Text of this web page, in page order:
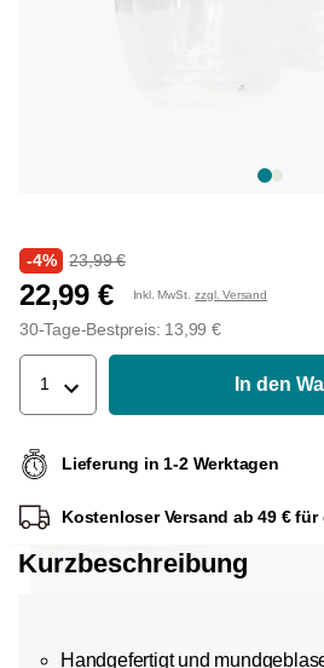
-4% 23,99 €
22,99 € Inkl. MwSt. zzgl. Versand
30-Tage-Bestpreis: 13,99 €
1 In den
Lieferung in 1-2 Werktagen
Kostenloser Versand ab 49 € für
Kurzbeschreibung
Handgefertigt und